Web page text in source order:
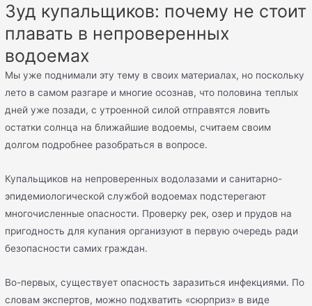
Зуд купальщиков: почему не стоит
плавать в непроверенных
водоемах
Мы уже поднимали эту тему в своих материалах, но поскольку
лето в самом разгаре и многие осознав, что половина теплых
дней уже позади, с утроенной силой отправятся ловить
остатки солнца на ближайшие водоемы, считаем своим
долгом подробнее разобраться в вопросе.
Купальщиков на непроверенных водолазами и санитарно-
эпидемиологической службой водоемах подстерегают
многочисленные опасности. Проверку рек, озер и прудов на
пригодность для купания организуют в первую очередь ради
безопасности самих граждан.
Во-первых, существует опасность заразиться инфекциями. По
словам экспертов, можно подхватить «сюрприз» в виде